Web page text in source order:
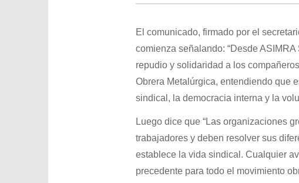
El comunicado, firmado por el
comienza señalando: “Desde
repudio y solidaridad a los
Obrera Metalúrgica, entendiendo que
sindical, la democracia interna y la
Luego dice que “Las organizaciones
trabajadores y deben resolver sus
establece la vida sindical. Cualquier
precedente para todo el movimiento